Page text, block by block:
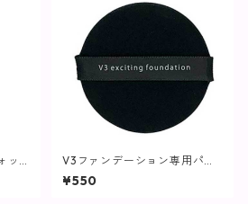
ッ
V3ファンデーション専用パフ
【SPICARE】
¥550